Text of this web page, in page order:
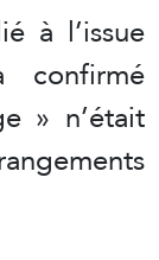
à l’issue
» n’était